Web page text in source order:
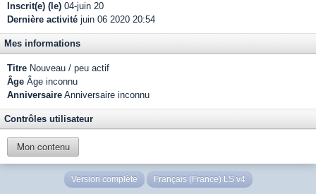
Inscrit(e) (le) 04-juin 20
Dernière activité juin 06 2020 20:54
Mes informations
Titre Nouveau / peu actif
Âge Âge inconnu
Anniversaire Anniversaire inconnu
Contrôles utilisateur
Mon contenu
Version complète Français (France) LS v4